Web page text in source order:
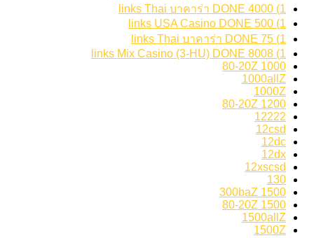
1) 4000 links Thai บาคาร่า DONE
1) 500 links USA Casino DONE
1) 75 links Thai บาคาร่า DONE
1) 8008 links Mix Casino (3-HU) DONE
1000 80-20Z
1000allZ
1000Z
1200 80-20Z
12222
12csd
12dc
12dx
12xscsd
130
1500 300baZ
1500 80-20Z
1500allZ
1500Z